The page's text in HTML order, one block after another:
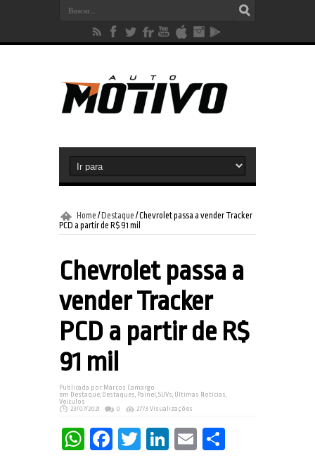
Home / Destaque /Chevrolet passa a vender Tracker
PCD a partir de R$ 91 mil
Chevrolet passa a
vender Tracker
PCD a partir de R$
91 mil
Publicada por: Marcos Camargo
em Destaque, Destaques, Painel , SUVs, Últimas Notícias,
Veículos
23/07/2021
0 2773 Visualizações
WhatsApp
Facebook
Twitter
LinkedIn
Email